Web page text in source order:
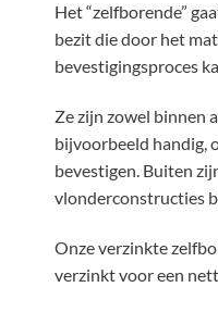
Het “zelfborende”
bezit die door het
bevestigingsproces
Ze zijn zowel binnen
bijvoorbeeld handig,
bevestigen. Buiten
vlonderconstructies
Onze verzinkte
verzinkt voor een